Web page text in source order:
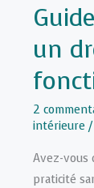
un
2
intérieure /
Avez-vous
praticité